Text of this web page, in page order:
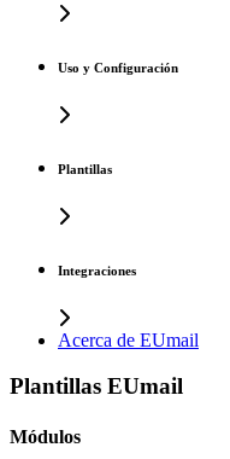
Uso y Configuración
Plantillas
Integraciones
Acerca de EUmail
Plantillas EUmail
Módulos